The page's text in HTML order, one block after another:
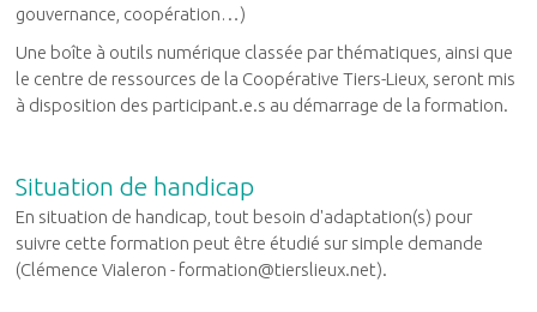
gouvernance, coopération…)
Une boîte à outils numérique classée par thématiques, ainsi que
le centre de ressources de la Coopérative Tiers-Lieux, seront mis
à disposition des participant.e.s au démarrage de la formation.
Situation de handicap
En situation de handicap, tout besoin d'adaptation(s) pour
suivre cette formation peut être étudié sur simple demande
(Clémence Vialeron - formation@tierslieux.net).